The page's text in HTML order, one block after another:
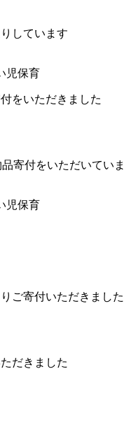
しています
児保育
をいただきました
寄付をいただいてい
児保育
ご寄付いただきました
だきました